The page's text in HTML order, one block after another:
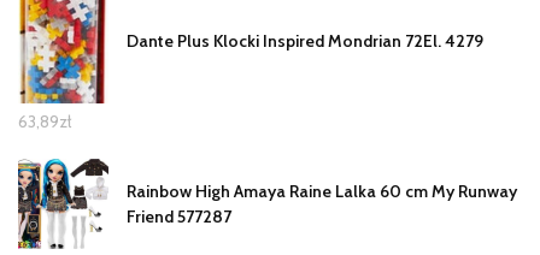
Dante Plus Klocki Inspired Mondrian 72El. 4279
63,89zł
Rainbow High Amaya Raine Lalka 60 cm My Runway
Friend 577287